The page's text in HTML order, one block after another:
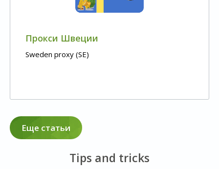
Прокси Швеции
Sweden proxy (SE)
Еще статьи
Tips and tricks